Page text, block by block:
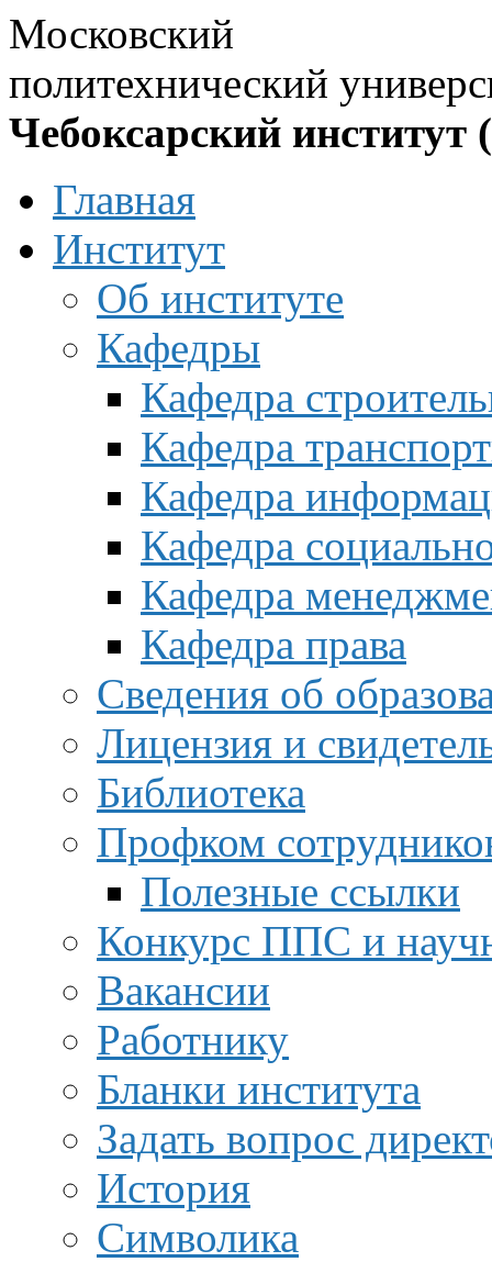
Московский
политехнический
Чебоксарский институт
Главная
Институт
Об институте
Кафедры
Кафедра
Кафедра
Кафедра
Кафедра
Кафедра
Кафедра права
Сведения об
Лицензия и
Библиотека
Профком
Полезные ссылки
Конкурс ППС и
Вакансии
Работнику
Бланки института
Задать вопрос
История
Символика